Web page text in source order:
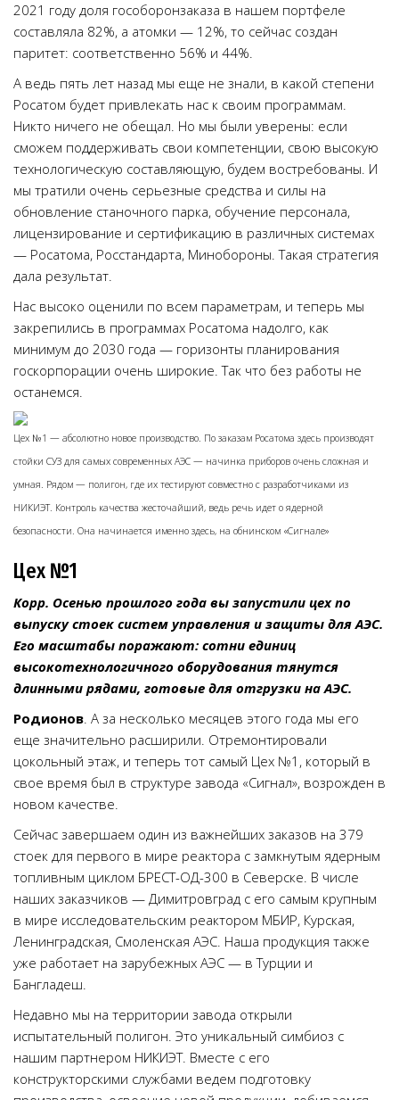
2021 году доля гособоронзаказа в нашем портфеле
составляла 82%, а атомки — 12%, то сейчас создан
паритет: соответственно 56% и 44%.
А ведь пять лет назад мы еще не знали, в какой степени
Росатом будет привлекать нас к своим программам.
Никто ничего не обещал. Но мы были уверены: если
сможем поддерживать свои компетенции, свою высокую
технологическую составляющую, будем востребованы. И
мы тратили очень серьезные средства и силы на
обновление станочного парка, обучение персонала,
лицензирование и сертификацию в различных системах
— Росатома, Росстандарта, Минобороны. Такая стратегия
дала результат.
Нас высоко оценили по всем параметрам, и теперь мы
закрепились в программах Росатома надолго, как
минимум до 2030 года — горизонты планирования
госкорпорации очень широкие. Так что без работы не
останемся.
Цех №1 — абсолютно новое производство. По заказам Росатома здесь производят
стойки СУЗ для самых современных АЭС — начинка приборов очень сложная и
умная. Рядом — полигон, где их тестируют совместно с разработчиками из
НИКИЭТ. Контроль качества жесточайший, ведь речь идет о ядерной
безопасности. Она начинается именно здесь, на обнинском «Сигнале»
Цех №1
Корр. Осенью прошлого года вы запустили цех по
выпуску стоек систем управления и защиты для АЭС.
Его масштабы поражают: сотни единиц
высокотехнологичного оборудования тянутся
длинными рядами, готовые для отгрузки на АЭС.
Родионов. А за несколько месяцев этого года мы его
еще значительно расширили. Отремонтировали
цокольный этаж, и теперь тот самый Цех №1, который в
свое время был в структуре завода «Сигнал», возрожден в
новом качестве.
Сейчас завершаем один из важнейших заказов на 379
стоек для первого в мире реактора с замкнутым ядерным
топливным циклом БРЕСТ-ОД-300 в Северске. В числе
наших заказчиков — Димитровград с его самым крупным
в мире исследовательским реактором МБИР, Курская,
Ленинградская, Смоленская АЭС. Наша продукция также
уже работает на зарубежных АЭС — в Турции и
Бангладеш.
Недавно мы на территории завода открыли
испытательный полигон. Это уникальный симбиоз с
нашим партнером НИКИЭТ. Вместе с его
конструкторскими службами ведем подготовку